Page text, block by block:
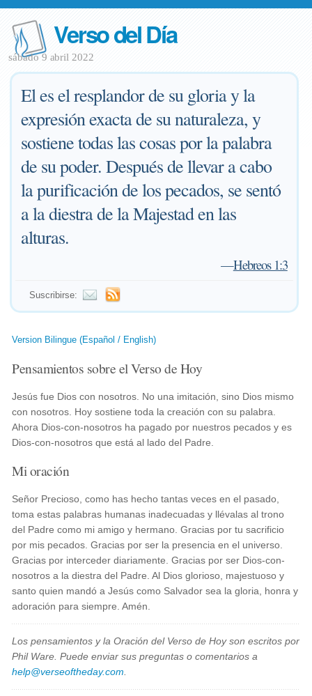
Verso del Día
sábado 9 abril 2022
El es el resplandor de su gloria y la
expresión exacta de su naturaleza, y
sostiene todas las cosas por la palabra
de su poder. Después de llevar a cabo
la purificación de los pecados, se sentó
a la diestra de la Majestad en las
alturas.
—Hebreos 1:3
Suscribirse:
Version Bilingue (Español / English)
Pensamientos sobre el Verso de Hoy
Jesús fue Dios con nosotros. No una imitación, sino Dios mismo
con nosotros. Hoy sostiene toda la creación con su palabra.
Ahora Dios-con-nosotros ha pagado por nuestros pecados y es
Dios-con-nosotros que está al lado del Padre.
Mi oración
Señor Precioso, como has hecho tantas veces en el pasado,
toma estas palabras humanas inadecuadas y llévalas al trono
del Padre como mi amigo y hermano. Gracias por tu sacrificio
por mis pecados. Gracias por ser la presencia en el universo.
Gracias por interceder diariamente. Gracias por ser Dios-con-
nosotros a la diestra del Padre. Al Dios glorioso, majestuoso y
santo quien mandó a Jesús como Salvador sea la gloria, honra y
adoración para siempre. Amén.
Los pensamientos y la Oración del Verso de Hoy son escritos por
Phil Ware. Puede enviar sus preguntas o comentarios a
help@verseoftheday.com